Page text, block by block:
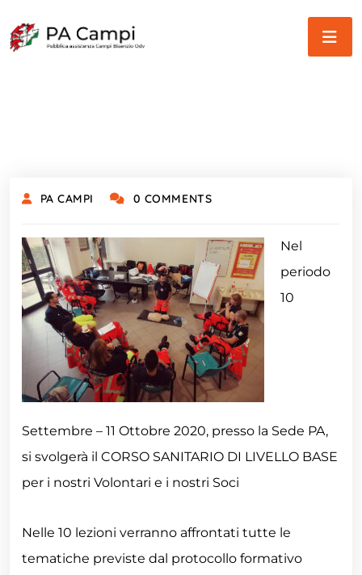
PA CAMPI 0 COMMENTS
Nel
periodo
10
Settembre – 11 Ottobre 2020, presso la Sede PA,
si svolgerà il CORSO SANITARIO DI LIVELLO BASE
per i nostri Volontari e i nostri Soci
Nelle 10 lezioni verranno affrontati tutte le
tematiche previste dal protocollo formativo